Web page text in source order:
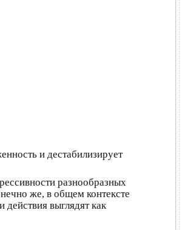
и дестабилизирует
разнообразных
же, в общем контексте
выглядят как